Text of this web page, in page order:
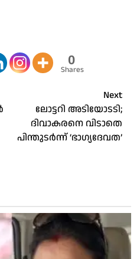
0
Shares
Next
ലോട്ടറി അടിയോടടി;
ദിവാകരനെ വിടാതെ
പിന്തുടർന്ന് ‘ഭാഗ്യദേവത’